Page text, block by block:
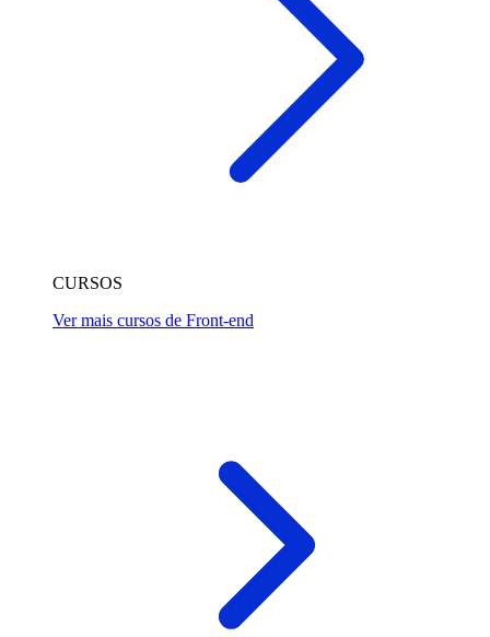
CURSOS
Ver mais cursos de Front-end